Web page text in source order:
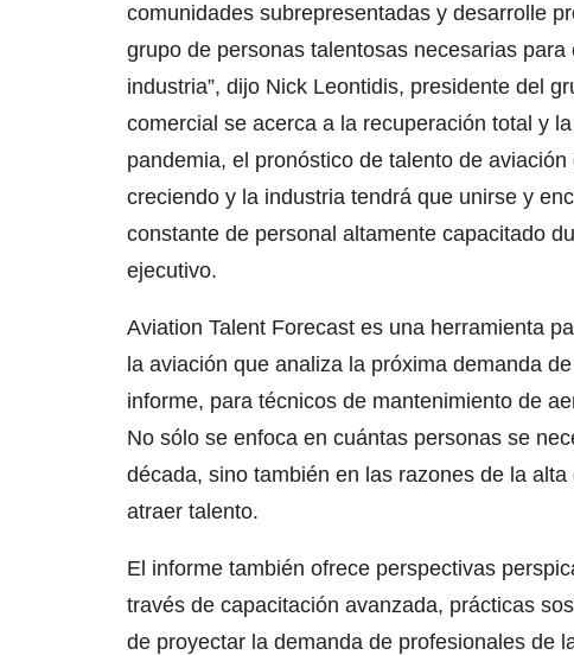
comunidades subrepresentadas y desarrolle
grupo de personas talentosas necesarias
industria”, dijo Nick Leontidis, presidente del
comercial se acerca a la recuperación total y
pandemia, el pronóstico de talento de
creciendo y la industria tendrá que unirse y
constante de personal altamente capacitado
ejecutivo.
Aviation Talent Forecast es una herramienta
la aviación que analiza la próxima demanda
informe, para técnicos de mantenimiento de
No sólo se enfoca en cuántas personas se
década, sino también en las razones de la
atraer talento.
El informe también ofrece perspectivas
través de capacitación avanzada, prácticas
de proyectar la demanda de profesionales de